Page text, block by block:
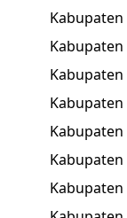
Kabupaten